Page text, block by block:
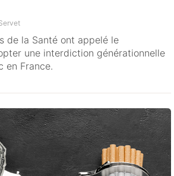
de la Santé ont appelé le
une interdiction générationnelle
en France.